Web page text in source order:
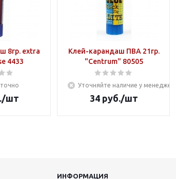
8гр. extra
4433
/шт
Клей-карандаш ПВА 21гр.
"Centrum" 80505
Уточняйте наличие у менеджера
34руб./шт
ИНФОРМАЦИЯ